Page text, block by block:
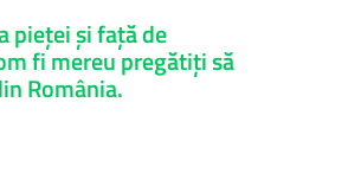
pieței și față de
fi mereu pregătiți să
România.